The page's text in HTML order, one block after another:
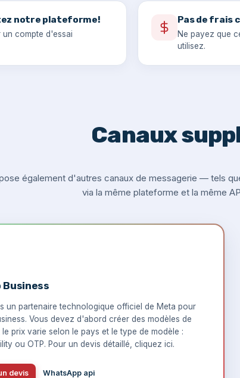
notre plateforme!
un compte d'essai
Pas de frais
Ne payez que
utilisez.
Canaux
également d'autres canaux de messagerie — tels
via la même plateforme et la même
Business
un partenaire technologique officiel de Meta pour
Vous devez d'abord créer des modèles de
le prix varie selon le pays et le type de modèle :
ou OTP. Pour un devis détaillé, cliquez ici.
devis WhatsApp api